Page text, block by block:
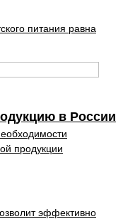
питания равна
в России
продукции
эффективно